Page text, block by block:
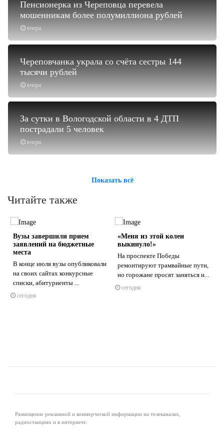
вчера
Пенсионерка из Череповца перевела
мошенникам более полумиллиона рублей
вчера
Череповчанка украла со счёта сестры 144
тысячи рублей
вчера
За сутки в Вологодской области в 4 ДТП
пострадали 5 человек
Показать всё
Читайте также
Вузы завершили прием
заявлений на бюджетные
места
В конце июля вузы опубликовали
на своих сайтах конкурсные
списки, абитуриенты ...
сегодня
«Меня из этой колеи
выкинуло!»
На проспекте Победы
ремонтируют трамвайные пути,
но горожане просят заняться и...
сегодня
Размещение рекламной и коммерческой информации на телеканалах,
радиостанциях и в интернете.